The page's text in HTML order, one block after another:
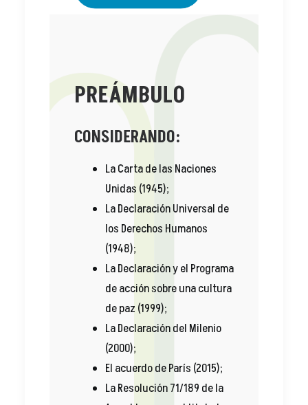
PREÁMBULO
CONSIDERANDO:
La Carta de las Naciones
Unidas (1945);
La Declaración Universal de
los Derechos Humanos
(1948);
La Declaración y el Programa
de acción sobre una cultura
de paz (1999);
La Declaración del Milenio
(2000);
El acuerdo de París (2015);
La Resolución 71/189 de la